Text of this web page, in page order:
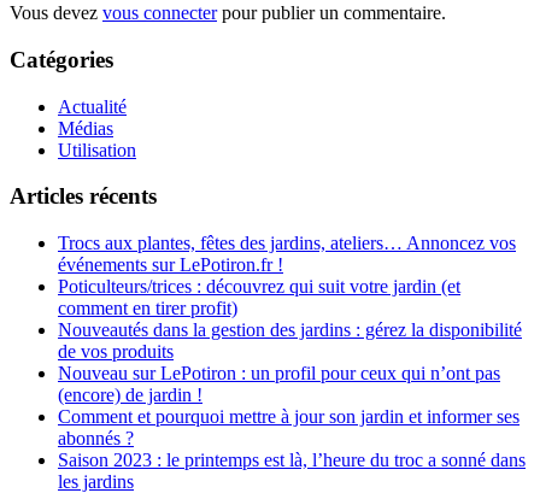
Vous devez vous connecterpour publier un commentaire.
Catégories
Actualité
Médias
Utilisation
Articles récents
Trocs aux plantes, fêtes des jardins, ateliers… Annoncez vos
événements sur LePotiron.fr !
Poticulteurs/trices : découvrez qui suit votre jardin (et
comment en tirer profit)
Nouveautés dans la gestion des jardins : gérez la disponibilité
de vos produits
Nouveau sur LePotiron : un profil pour ceux qui n’ont pas
(encore) de jardin !
Comment et pourquoi mettre à jour son jardin et informer ses
abonnés ?
Saison 2023 : le printemps est là, l’heure du troc a sonné dans
les jardins